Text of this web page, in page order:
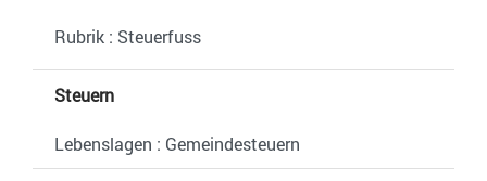
Rubrik : Steuerfuss
Steuern
Lebenslagen : Gemeindesteuern